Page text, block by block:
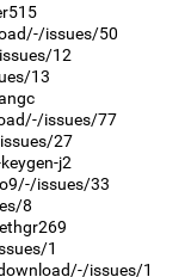
issues/50
12
13
issues/77
27
j2
issues/33
8
1
issues/1